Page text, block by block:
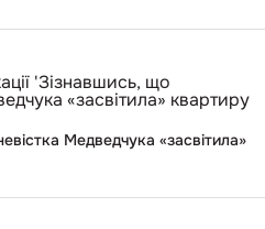
Медведчука «засвітила»